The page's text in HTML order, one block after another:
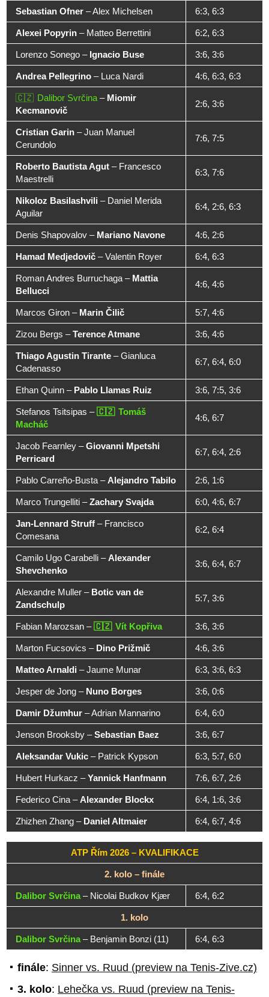
Sebastian Ofner –Alex Michelsen 6:3, 6:3
Alexei Popyrin – Matteo Berrettini 6:2, 6:3
Lorenzo Sonego – Ignacio Buse 3:6, 3:6
Andrea Pellegrino – Luca Nardi 4:6, 6:3, 6:3
Dalibor Svrčina – Miomir
Kecmanovič
2:6, 3:6
Cristian Garin –Juan Manuel
Cerundolo
7:6, 7:5
Roberto Bautista Agut – Francesco
Maestrelli
6:3, 7:6
Nikoloz Basilashvili – Daniel Merida
Aguilar
6:4, 2:6, 6:3
Denis Shapovalov – Mariano Navone 4:6, 2:6
Hamad Medjedovič –Valentin Royer 6:4, 6:3
Roman Andres Burruchaga – Mattia
Bellucci
4:6, 4:6
Marcos Giron – Marin Čilič 5:7, 4:6
Zizou Bergs –Terence Atmane 3:6, 4:6
Thiago Agustin Tirante –Gianluca
Cadenasso
6:7, 6:4, 6:0
Ethan Quinn – Pablo Llamas Ruiz 3:6, 7:5, 3:6
Stefanos Tsitsipas –
Tomáš
Macháč
4:6, 6:7
Jacob Fearnley –Giovanni Mpetshi
Perricard
6:7, 6:4, 2:6
Pablo Carreño-Busta –Alejandro Tabilo 2:6, 1:6
Marco Trungelliti –Zachary Svajda 6:0, 4:6, 6:7
Jan-Lennard Struff – Francisco
Comesana
6:2, 6:4
Camilo Ugo Carabelli –Alexander
Shevchenko
3:6, 6:4, 6:7
Alexandre Muller – Botic van de
Zandschulp
5:7, 3:6
Fabian Marozsan – Vít Kopřiva 3:6, 3:6
Marton Fucsovics – Dino Prižmič 4:6, 3:6
Matteo Arnaldi –Jaume Munar 6:3, 3:6, 6:3
Jesper de Jong – Nuno Borges 3:6, 0:6
Damir Džumhur –Adrian Mannarino 6:4, 6:0
Jenson Brooksby –Sebastian Baez 3:6, 6:7
Aleksandar Vukic – Patrick Kypson 6:3, 5:7, 6:0
Hubert Hurkacz –Yannick Hanfmann 7:6, 6:7, 2:6
Federico Cina –Alexander Blockx 6:4, 1:6, 3:6
Zhizhen Zhang – Daniel Altmaier 6:4, 6:7, 4:6
ATP Řím 2026 – KVALIFIKACE
2. kolo – finále
Dalibor Svrčina– Nicolai Budkov Kjær 6:4, 6:2
1. kolo
Dalibor Svrčina– Benjamin Bonzi (11) 6:4, 6:3
finále: Sinner vs. Ruud (preview na Tenis-Zive.cz)
3. kolo: Lehečka vs. Ruud (preview na Tenis-